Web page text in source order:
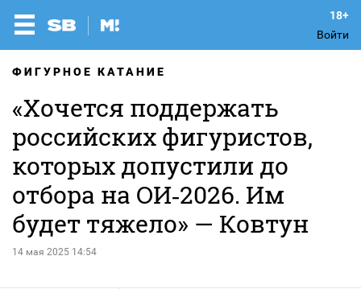
Войти
ФИГУРНОЕ КАТАНИЕ
«Хочется поддержать
российских фигуристов,
которых допустили до
отбора на ОИ‑2026. Им
будет тяжело» — Ковтун
14 мая 2025 14:54